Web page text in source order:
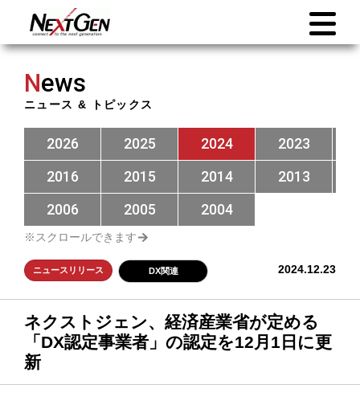
News
ニュース & トピックス
2026 2025 2024 2023
2016
2015 2014 2013
2006
2005 2004
ニュースリリース DX関連 2024.12.23
ネクストジェン、経済産業省が定める
「DX認定事業者」の認定を12月1日に更
新